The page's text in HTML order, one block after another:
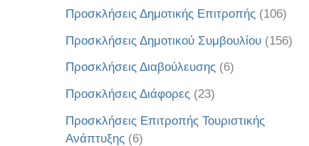
Προσκλήσεις Δημοτικής Επιτροπής (106)
Προσκλήσεις Δημοτικού Συμβουλίου (156)
Προσκλήσεις Διαβούλευσης (6)
Προσκλήσεις Διάφορες (23)
Προσκλήσεις Επιτροπής Τουριστικής
Ανάπτυξης (6)